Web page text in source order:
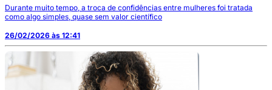
Durante muito tempo, a troca de confidências entre mulheres foi tratada
como algo simples, quase sem valor científico
26/02/2026 às 12:41